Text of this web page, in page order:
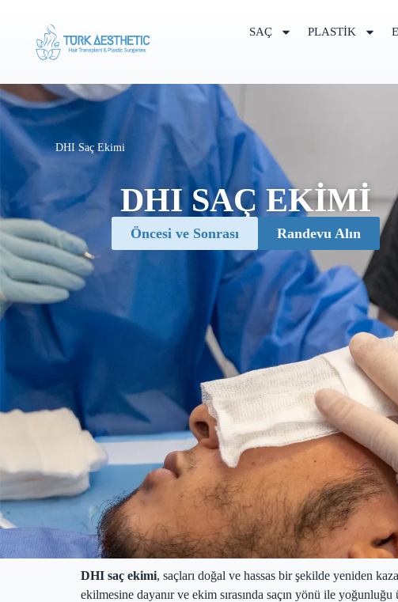
SAÇ PLASTIK
DHI Saç Ekimi
DHI SAÇ EKIMI
Öncesi ve Sonrası Randevu Alın
DHI saç ekimi, saçları doğal ve hassas bir şekilde yeniden
ekilmesine dayanır ve ekim sırasında saçın yönü ile